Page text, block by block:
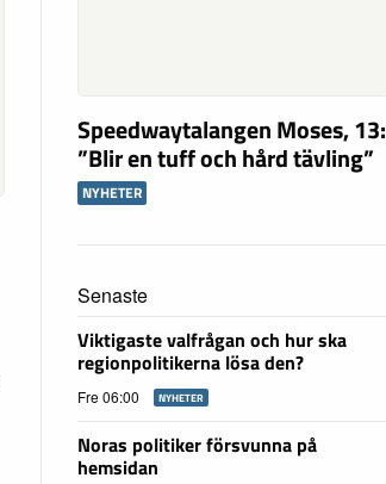
Speedwaytalangen Moses, 13:
”Blir en tuff och hård tävling”
NYHETER
Senaste
Viktigaste valfrågan och hur ska
regionpolitikerna lösa den?
Fre 06:00 NYHETER
Noras politiker försvunna på
hemsidan